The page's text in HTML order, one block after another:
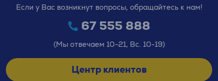
Если у Вас возникнут вопросы, обращайтесь к нам!
67 555 888
(Мы отвечаем 10-21, Вс. 10-19)
Центр клиентов